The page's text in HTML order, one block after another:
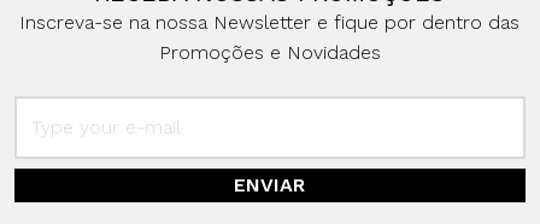
Inscreva-se na nossa Newsletter e fique por dentro das
Promoções e Novidades
ENVIAR